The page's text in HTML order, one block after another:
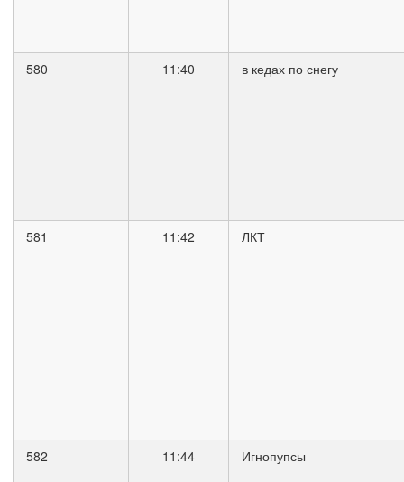
580 11:40 в кедах по снегу
581 11:42 ЛКТ
582 11:44 Игнопупсы